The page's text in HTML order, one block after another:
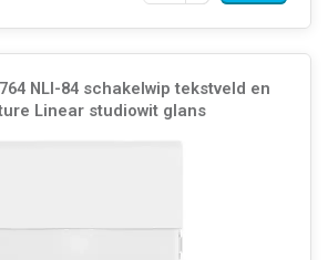
NLI-84 schakelwip tekstveld en
Linear studiowit glans